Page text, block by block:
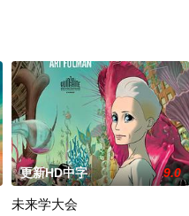
更新HD中字 9.0
未来学大会